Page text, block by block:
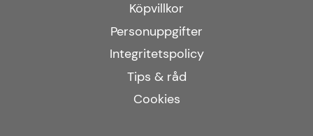
Köpvillkor
Personuppgifter
Integritetspolicy
Tips & råd
Cookies